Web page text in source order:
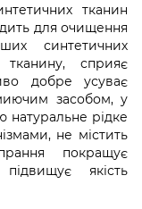
тканин
для очищення
синтетичних
сприяє
добре усуває
засобом, у
натуральне рідке
не містить
покращує
якість